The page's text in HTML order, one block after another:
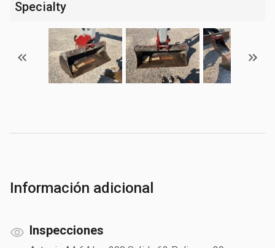
Specialty
Información adicional
Inspecciones